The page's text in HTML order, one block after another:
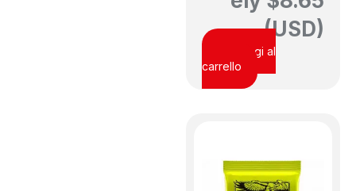
(USD)
Aggiungi al
carrello